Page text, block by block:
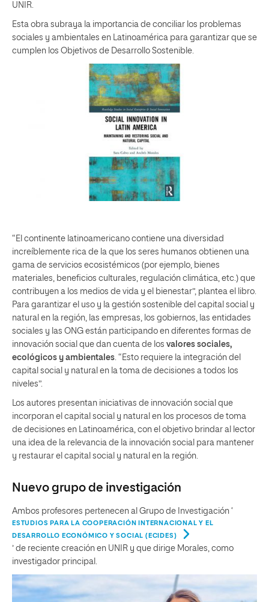
UNIR.
Esta obra subraya la importancia de conciliar los problemas
sociales y ambientales en Latinoamérica para garantizar que se
cumplen los Objetivos de Desarrollo Sostenible.
“El continente latinoamericano contiene una diversidad
increíblemente rica de la que los seres humanos obtienen una
gama de servicios ecosistémicos (por ejemplo, bienes
materiales, beneficios culturales, regulación climática, etc.) que
contribuyen a los medios de vida y el bienestar”, plantea el libro.
Para garantizar el uso y la gestión sostenible del capital social y
natural en la región, las empresas, los gobiernos, las entidades
sociales y las ONG están participando en diferentes formas de
innovación social que dan cuenta de los valores sociales,
ecológicos y ambientales. “Esto requiere la integración del
capital social y natural en la toma de decisiones a todos los
niveles”.
Los autores presentan iniciativas de innovación social que
incorporan el capital social y natural en los procesos de toma
de decisiones en Latinoamérica, con el objetivo brindar al lector
una idea de la relevancia de la innovación social para mantener
y restaurar el capital social y natural en la región.
Nuevo grupo de investigación
Ambos profesores pertenecen al Grupo de Investigación ‘
ESTUDIOS PARA LA COOPERACIÓN INTERNACIONAL Y EL
DESARROLLO ECONÓMICO Y SOCIAL (ECIDES)
’ de reciente creación en UNIR y que dirige Morales, como
investigador principal.